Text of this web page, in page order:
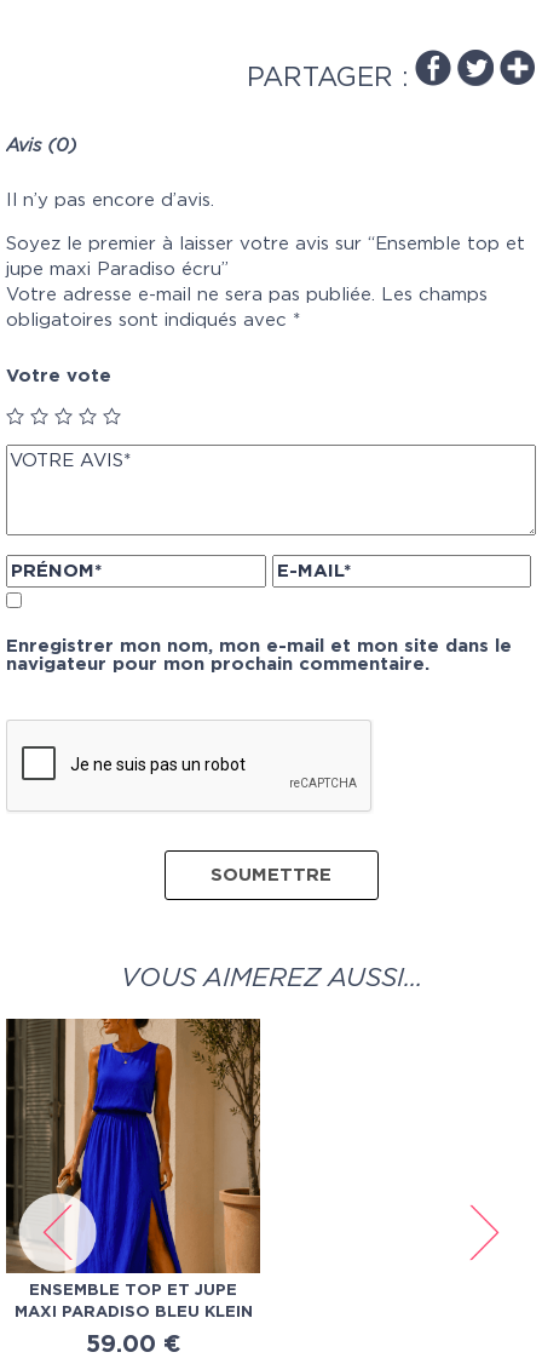
PARTAGER :
Avis (0)
Il n’y pas encore d’avis.
Soyez le premier à laisser votre avis sur “Ensemble top et
jupe maxi Paradiso écru”
Votre adresse e-mail ne sera pas publiée. Les champs
obligatoires sont indiqués avec *
Votre vote
Enregistrer mon nom, mon e-mail et mon site dans le
navigateur pour mon prochain commentaire.
VOUS AIMEREZ AUSSI…
ENSEMBLE TOP ET JUPE
MAXI PARADISO BLEU KLEIN
59.00 €